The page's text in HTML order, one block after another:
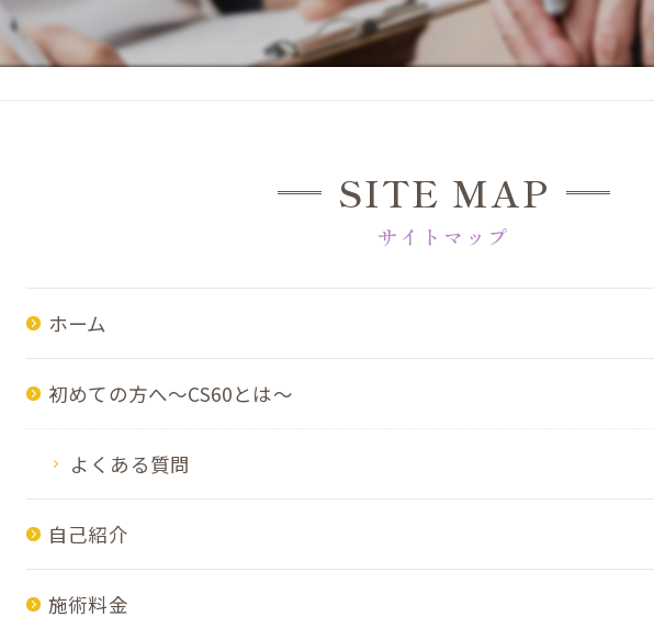
サイトマップ
SITE MAP
ホーム
初めての方へ～CS60とは～
よくある質問
自己紹介
施術料金